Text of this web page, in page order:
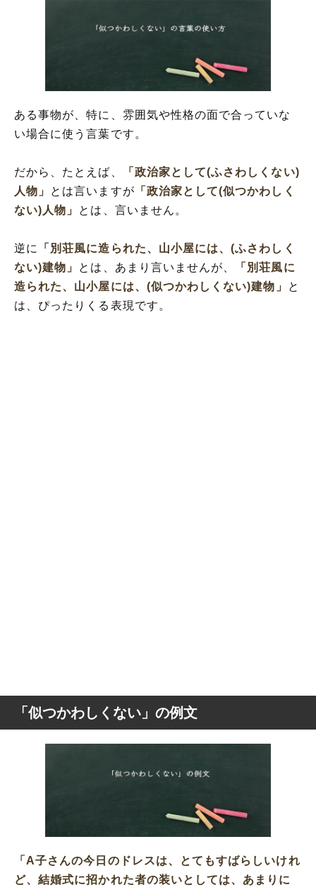
ある事物が、特に、雰囲気や性格の面で合っていな
い場合に使う言葉です。
だから、たとえば、
「政治家として(ふさわしくない)
人物」
とは言いますが 「政治家として(似つかわしく
ない)人物」 とは、言いません。
逆に
「別荘風に造られた、山小屋には、(ふさわしく
ない)建物」 とは、あまり言いませんが、
「別荘風に
造られた、山小屋には、(似つかわしくない)建物」
と
は、ぴったりくる表現です。
「似つかわしくない」の例文
「A子さんの今日のドレスは、とてもすばらしいけれ
ど、結婚式に招かれた者の装いとしては、あまりに